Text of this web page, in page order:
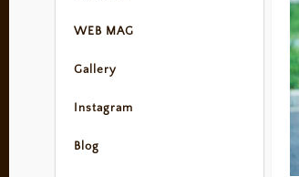
WEB MAG
Gallery
Instagram
Blog